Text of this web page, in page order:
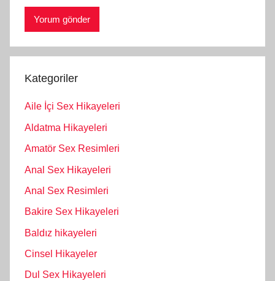
Kategoriler
Aile İçi Sex Hikayeleri
Aldatma Hikayeleri
Amatör Sex Resimleri
Anal Sex Hikayeleri
Anal Sex Resimleri
Bakire Sex Hikayeleri
Baldız hikayeleri
Cinsel Hikayeler
Dul Sex Hikayeleri